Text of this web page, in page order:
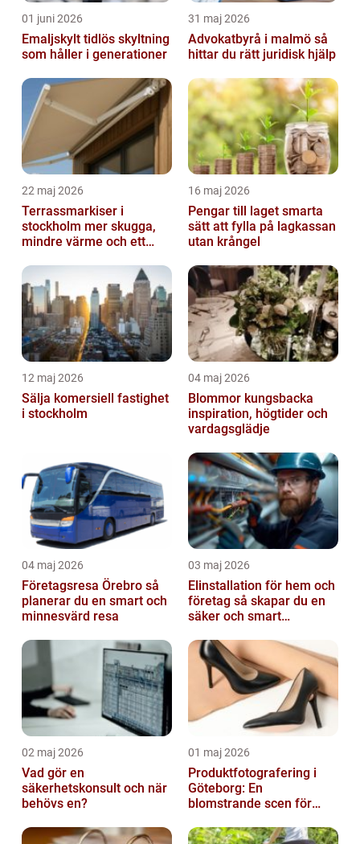
01 juni 2026
Emaljskylt tidlös skyltning
som håller i generationer
31 maj 2026
Advokatbyrå i malmö så
hittar du rätt juridisk hjälp
22 maj 2026
Terrassmarkiser i
stockholm mer skugga,
mindre värme och ett
16 maj 2026
Pengar till laget smarta
sätt att fylla på lagkassan
utan krångel
12 maj 2026
Sälja komersiell fastighet
i stockholm
04 maj 2026
Blommor kungsbacka
inspiration, högtider och
vardagsglädje
04 maj 2026
Företagsresa Örebro så
planerar du en smart och
minnesvärd resa
03 maj 2026
Elinstallation för hem och
företag så skapar du en
säker och smart
02 maj 2026
Vad gör en
säkerhetskonsult och när
behövs en?
01 maj 2026
Produktfotografering i
Göteborg: En
blomstrande scen för